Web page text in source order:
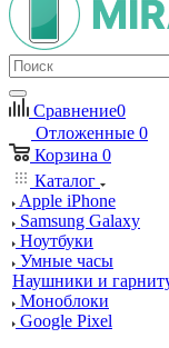
Сравнение0
Отложенные 0
Корзина 0
Каталог
Apple iPhone
Samsung Galaxy
Ноутбуки
Умные часы
Наушники и
Моноблоки
Google Pixel